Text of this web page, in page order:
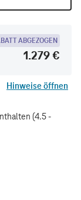
ABGEZOGEN
1.279 €
Hinweise öffnen
(4.5 -